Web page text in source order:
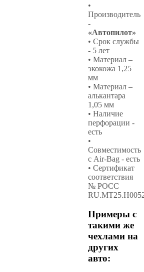
•
Производитель
-
«Автопилот»
• Срок службы
- 5 лет
• Материал –
экокожа 1,25
мм
• Материал –
алькантара
1,05 мм
• Наличие
перфорации -
есть
•
Совместимость
с Air-Bag - есть
• Сертификат
соответствия
№ РОСС
Примеры с
такими же
чехлами на
других
авто: